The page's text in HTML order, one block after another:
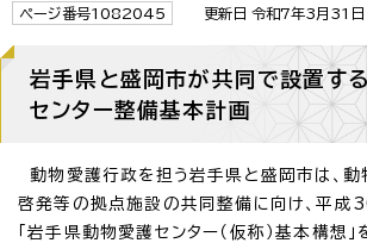
ページ番号1082045 更新日 令和7年3月31日
岩手県と盛岡市が共同で設置す
センター整備基本計画
動物愛護行政を担う岩手県と盛岡市は、動
啓発等の拠点施設の共同整備に向け、平成
「岩手県動物愛護センター（仮称）基本構想